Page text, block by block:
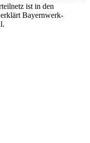
ist in den
erklärt Bayernwerk-